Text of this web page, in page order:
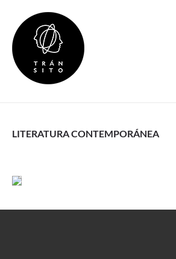
LITERATURA CONTEMPORÁNEA